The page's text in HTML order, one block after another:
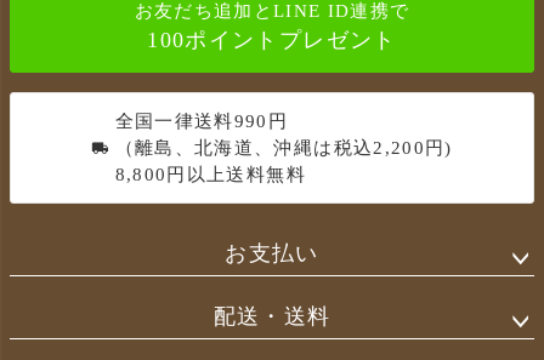
お友だち追加とLINE ID連携で
100ポイントプレゼント
全国一律送料990円
（離島、北海道、沖縄は税込2,200円)
8,800円以上送料無料
お支払い
配送・送料